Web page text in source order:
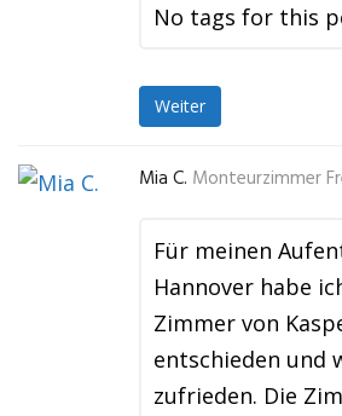
No tags for this
Weiter
Mia C. Monteurzimmer
Für meinen
Hannover habe
Zimmer von
entschieden und
zufrieden. Die